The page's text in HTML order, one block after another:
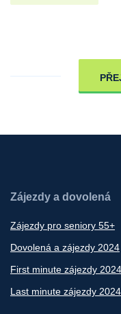
Zájezdy a dovolená
Zájezdy pro seniory 55+
Dovolená a zájezdy 2024
First minute zájezdy 2024
Last minute zájezdy 2024